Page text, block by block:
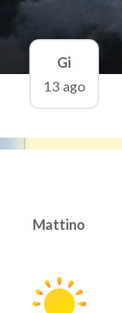
Gi
13 ago
Mattino